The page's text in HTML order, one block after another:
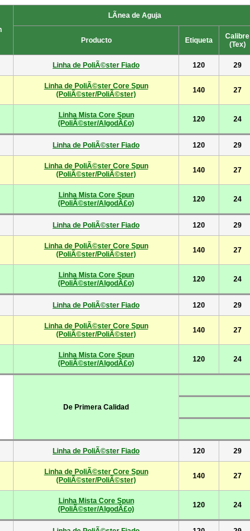
LÃ­nea de Aguja
Producto Etiqueta
Calibre
(Tex)
Linha de PoliÃ©ster Fiado 120 29
Linha de PoliÃ©ster Core Spun
(PoliÃ©ster/PoliÃ©ster)
140 27
Linha Mista Core Spun
(PoliÃ©ster/AlgodÃ£o)
120 24
Linha de PoliÃ©ster Fiado 120 29
Linha de PoliÃ©ster Core Spun
(PoliÃ©ster/PoliÃ©ster)
140 27
Linha Mista Core Spun
(PoliÃ©ster/AlgodÃ£o)
120 24
Linha de PoliÃ©ster Fiado 120 29
Linha de PoliÃ©ster Core Spun
(PoliÃ©ster/PoliÃ©ster)
140 27
Linha Mista Core Spun
(PoliÃ©ster/AlgodÃ£o)
120 24
Linha de PoliÃ©ster Fiado 120 29
Linha de PoliÃ©ster Core Spun
(PoliÃ©ster/PoliÃ©ster)
140 27
Linha Mista Core Spun
(PoliÃ©ster/AlgodÃ£o)
120 24
De Primera Calidad
Linha de PoliÃ©ster Fiado 120 29
Linha de PoliÃ©ster Core Spun
(PoliÃ©ster/PoliÃ©ster)
140 27
Linha Mista Core Spun
(PoliÃ©ster/AlgodÃ£o)
120 24